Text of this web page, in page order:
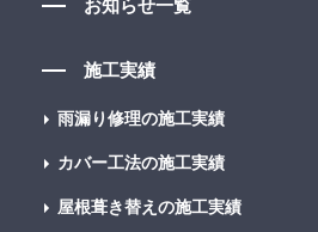
お知らせ一覧
施工実績
雨漏り修理の施工実績
カバー工法の施工実績
屋根葺き替えの施工実績